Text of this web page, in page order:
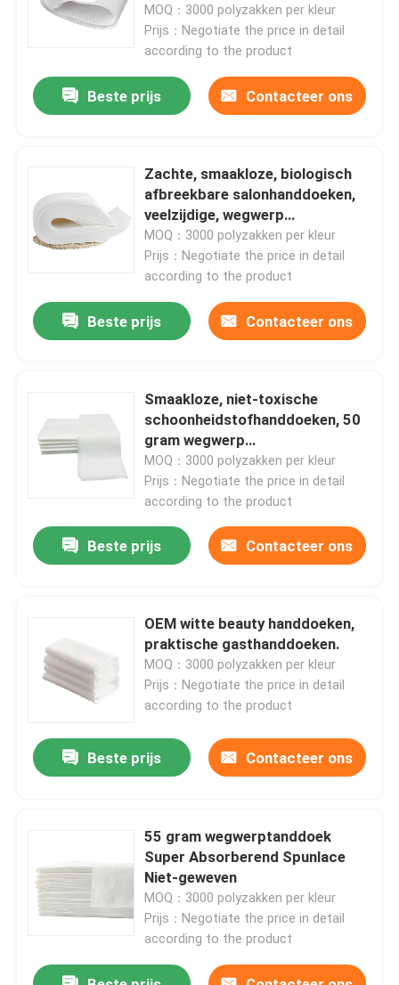
Producten
Kwaliteitscontrole
Neem contact met ons op
Vraag een offerte
Andere artikelen van textiel
niet-geweven jumbo rollen
MOQ：3000 polyzakken per kleur
Prijs：Negotiate the price in detail
according to the product
Beste prijs Contacteer ons
Zachte, smaakloze, biologisch
afbreekbare salonhanddoeken,
veelzijdige, wegwerp
gymhanddoeken.
MOQ：3000 polyzakken per kleur
Prijs：Negotiate the price in detail
according to the product
Beste prijs Contacteer ons
Smaakloze, niet-toxische
schoonheidstofhanddoeken, 50
gram wegwerp
douchehanddoeken
MOQ：3000 polyzakken per kleur
Prijs：Negotiate the price in detail
according to the product
Beste prijs Contacteer ons
OEM witte beauty handdoeken,
praktische gasthanddoeken.
MOQ：3000 polyzakken per kleur
Prijs：Negotiate the price in detail
according to the product
Beste prijs Contacteer ons
55 gram wegwerptanddoek
Super Absorberend Spunlace
Niet-geweven
MOQ：3000 polyzakken per kleur
Prijs：Negotiate the price in detail
according to the product